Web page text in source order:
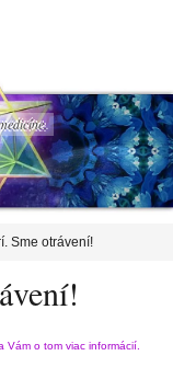
Sme otrávení!
o tom viac informácií.